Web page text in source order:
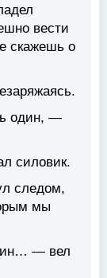
вести
скажешь о
один, —
силовик.
следом,
мы
— вел